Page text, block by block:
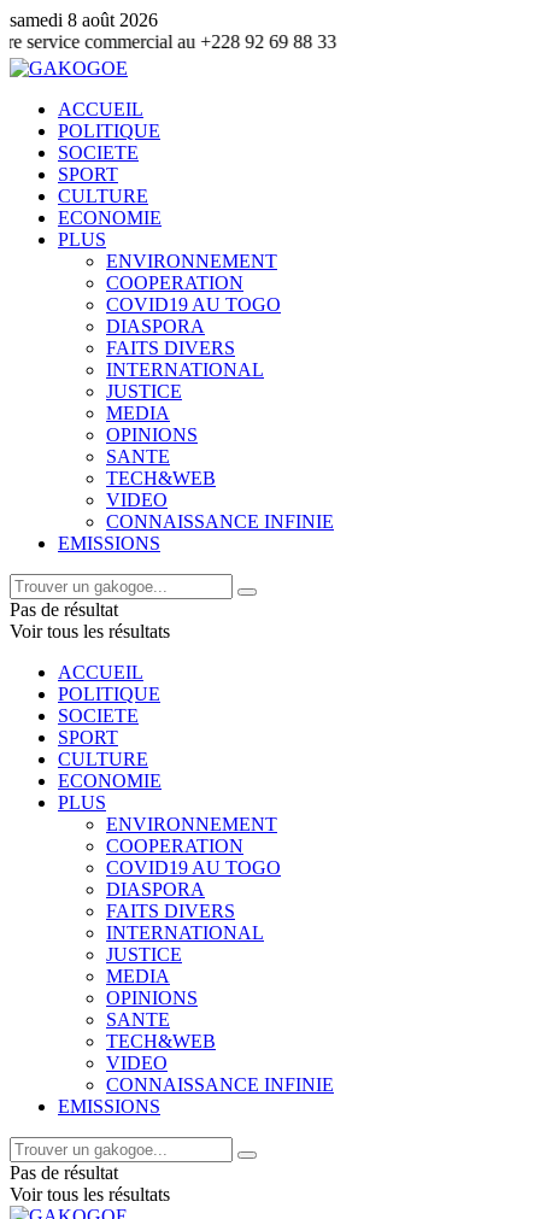
samedi 8 août 2026
au +228 92 69 88 33
ACCUEIL
POLITIQUE
SOCIETE
SPORT
CULTURE
ECONOMIE
PLUS
ENVIRONNEMENT
COOPERATION
COVID19 AU TOGO
DIASPORA
FAITS DIVERS
INTERNATIONAL
JUSTICE
MEDIA
OPINIONS
SANTE
TECH&WEB
VIDEO
CONNAISSANCE INFINIE
EMISSIONS
Pas de résultat
Voir tous les résultats
ACCUEIL
POLITIQUE
SOCIETE
SPORT
CULTURE
ECONOMIE
PLUS
ENVIRONNEMENT
COOPERATION
COVID19 AU TOGO
DIASPORA
FAITS DIVERS
INTERNATIONAL
JUSTICE
MEDIA
OPINIONS
SANTE
TECH&WEB
VIDEO
CONNAISSANCE INFINIE
EMISSIONS
Pas de résultat
Voir tous les résultats